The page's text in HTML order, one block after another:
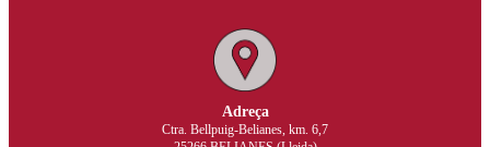
Adreça
Ctra. Bellpuig-Belianes, km. 6,7